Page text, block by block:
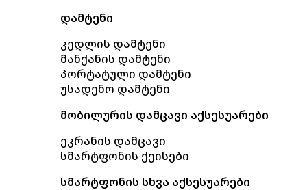
დამტენი
კედლის დამტენი
მანქანის დამტენი
პორტატული დამტენი
უსადენო დამტენი
მობილურის დამცავი აქსესუარები
ეკრანის დამცავი
სმარტფონის ქეისები
სმარტფონის სხვა აქსესუარები